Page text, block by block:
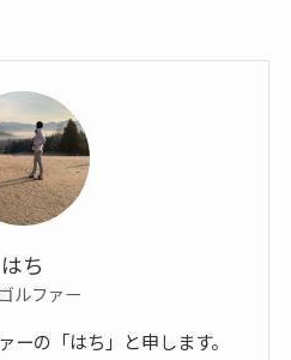
はち
ルファー
ーの「はち」と申します。